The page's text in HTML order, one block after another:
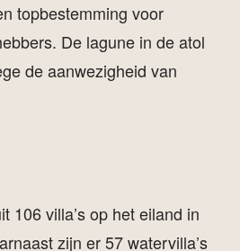
topbestemming voor
De lagune in de atol
de aanwezigheid van
106 villa’s op het eiland in
zijn er 57 watervilla’s